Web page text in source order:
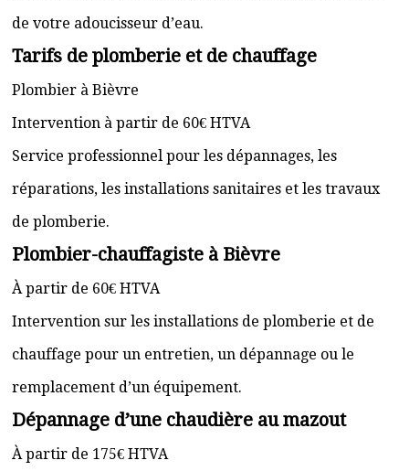
de votre adoucisseur d’eau.
Tarifs de plomberie et de chauffage
Plombier à Bièvre
Intervention à partir de 60€ HTVA
Service professionnel pour les dépannages, les
réparations, les installations sanitaires et les travaux
de plomberie.
Plombier-chauffagiste à Bièvre
À partir de 60€ HTVA
Intervention sur les installations de plomberie et de
chauffage pour un entretien, un dépannage ou le
remplacement d’un équipement.
Dépannage d’une chaudière au mazout
À partir de 175€ HTVA